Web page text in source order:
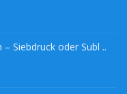
Siebdruck oder Subl ..